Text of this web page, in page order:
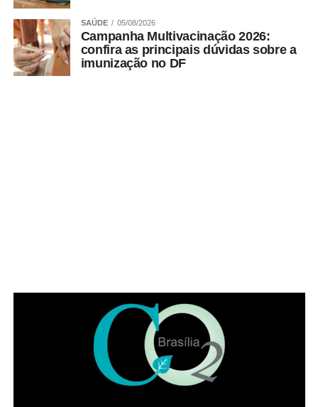
período noturno .
ADVERTISEMENT
COMENTE ABAIXO:
WhatsApp
Facebook
Twitter
Messenger
LinkedIn
Share
SAÚDE 05/08/2026
Campanha Multivacinação 2026:
confira as principais dúvidas sobre a
imunização no DF